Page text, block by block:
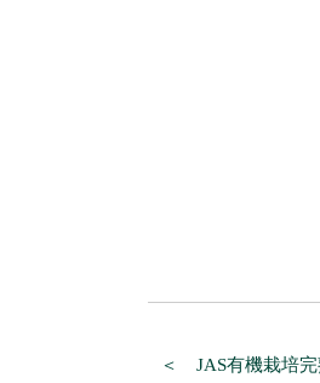
＜ JAS有機栽培